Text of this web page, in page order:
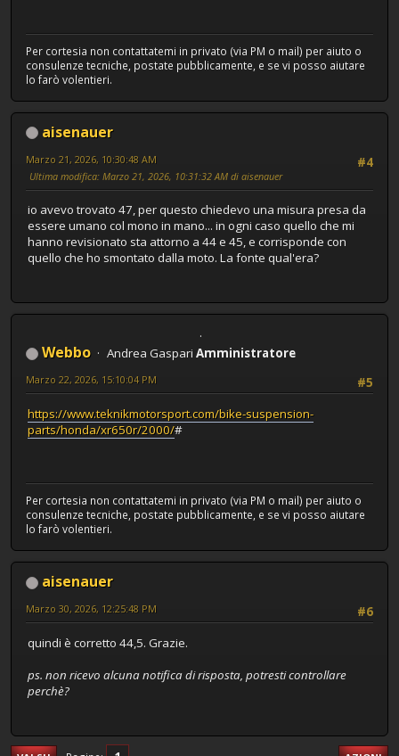
Per cortesia non contattatemi in privato (via PM o mail) per aiuto o
consulenze tecniche, postate pubblicamente, e se vi posso aiutare
lo farò volentieri.
aisenauer
#4
Marzo 21, 2026, 10:30:48 AM
Ultima modifica: Marzo 21, 2026, 10:31:32 AM di aisenauer
io avevo trovato 47, per questo chiedevo una misura presa da
essere umano col mono in mano... in ogni caso quello che mi
hanno revisionato sta attorno a 44 e 45, e corrisponde con
quello che ho smontato dalla moto. La fonte qual'era?
Webbo Andrea Gaspari Amministratore
#5
Marzo 22, 2026, 15:10:04 PM
https://www.teknikmotorsport.com/bike-suspension-
parts/honda/xr650r/2000/#
Per cortesia non contattatemi in privato (via PM o mail) per aiuto o
consulenze tecniche, postate pubblicamente, e se vi posso aiutare
lo farò volentieri.
aisenauer
#6
Marzo 30, 2026, 12:25:48 PM
quindi è corretto 44,5. Grazie.
ps. non ricevo alcuna notifica di risposta, potresti controllare
perchè?